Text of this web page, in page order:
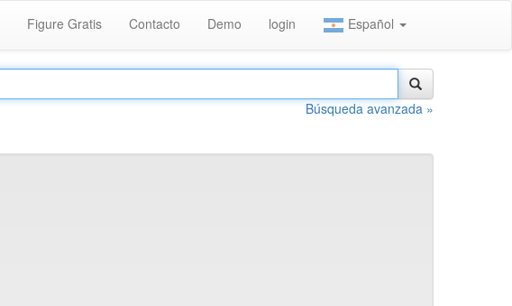
Figure Gratis Contacto Demo login Español
Búsqueda avanzada »